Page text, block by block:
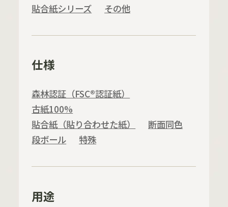
貼合紙シリーズ
その他
仕様
森林認証（FSC®認証紙）
古紙100%
貼合紙（貼り合わせた紙）
断面同色
段ボール
特殊
用途